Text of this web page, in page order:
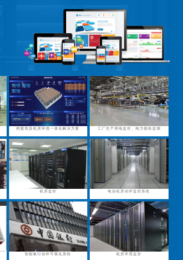
档案馆及机房环境一体化解决方案 工厂生产用电监控、电力能耗监测
机房监控 电信机房动环监控系统
智能银行动环可视化系统 机房环境监控